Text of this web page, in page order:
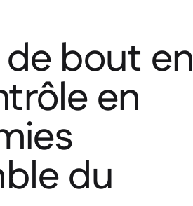
bout en
en
du